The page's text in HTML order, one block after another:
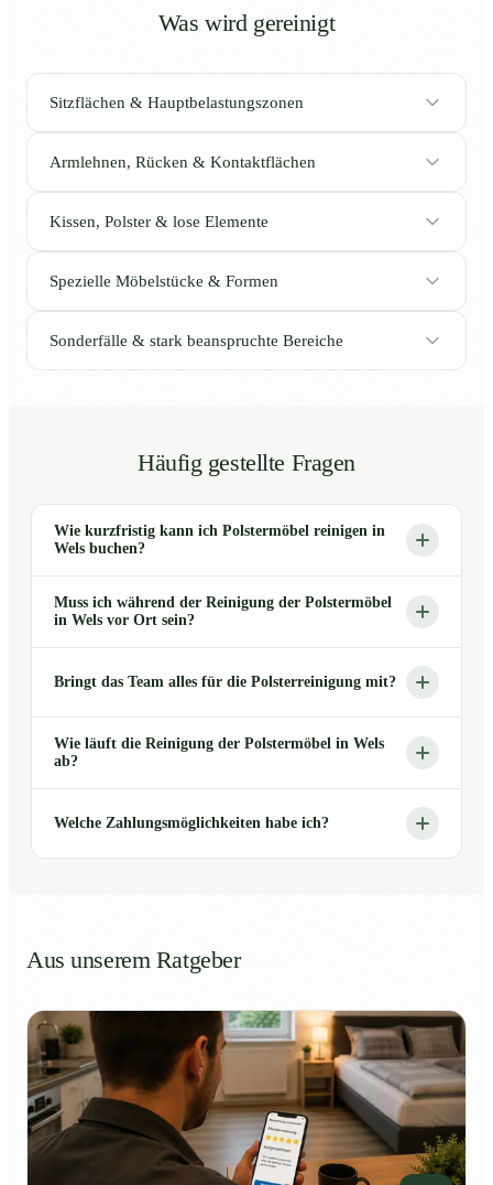
Was wird gereinigt
Sitzflächen & Hauptbelastungszonen
Armlehnen, Rücken & Kontaktflächen
Kissen, Polster & lose Elemente
Spezielle Möbelstücke & Formen
Sonderfälle & stark beanspruchte Bereiche
Häufig gestellte Fragen
Wie kurzfristig kann ich Polstermöbel reinigen in
Wels buchen?
Muss ich während der Reinigung der Polstermöbel
in Wels vor Ort sein?
Bringt das Team alles für die Polsterreinigung mit?
Wie läuft die Reinigung der Polstermöbel in Wels
ab?
Welche Zahlungsmöglichkeiten habe ich?
Aus unserem Ratgeber